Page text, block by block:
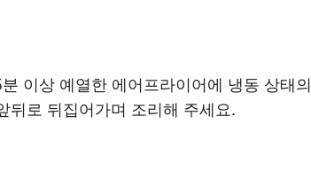
이상 예열한 에어프라이어에 냉동 상태
뒤로 뒤집어가며 조리해 주세요.